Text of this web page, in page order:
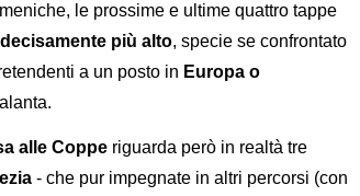
le prossime e ultime quattro tappe
più alto, specie se confrontato
a un posto in Europa o
alle Coppe riguarda però in realtà tre
- che pur impegnate in altri percorsi (con